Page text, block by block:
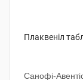
Плаквеніл
Санофі-